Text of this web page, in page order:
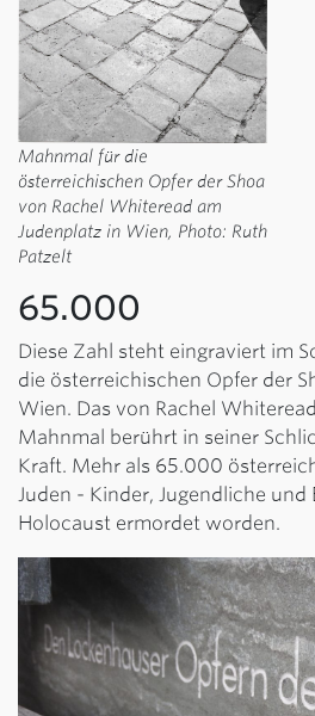
Mahnmal für die
österreichischen Opfer der Shoa
von Rachel Whiteread am
Judenplatz in Wien, Photo: Ruth
Patzelt
65.000
Diese Zahl steht eingraviert im
die österreichischen Opfer der
Wien. Das von Rachel
Mahnmal berührt in seiner
Kraft. Mehr als 65.000
Juden - Kinder, Jugendliche und
Holocaust ermordet worden.